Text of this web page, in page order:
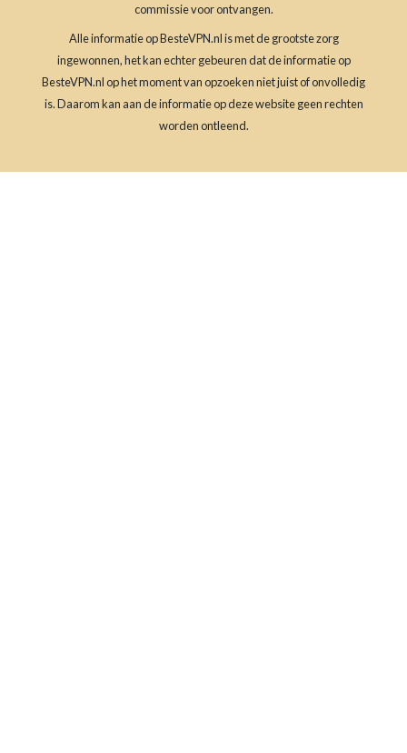
commissie voor ontvangen.
Alle informatie op BesteVPN.nl is met de grootste zorg
ingewonnen, het kan echter gebeuren dat de informatie op
BesteVPN.nl op het moment van opzoeken niet juist of onvolledig
is. Daarom kan aan de informatie op deze website geen rechten
worden ontleend.